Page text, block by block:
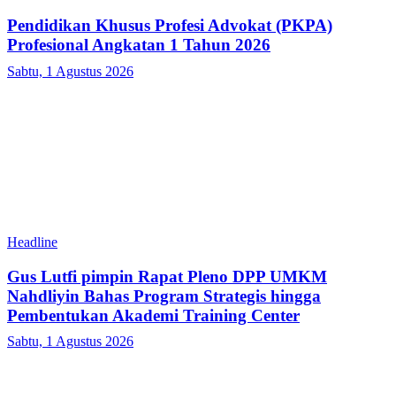
Pendidikan Khusus Profesi Advokat (PKPA)
Profesional Angkatan 1 Tahun 2026
Sabtu, 1 Agustus 2026
Headline
Gus Lutfi pimpin Rapat Pleno DPP UMKM
Nahdliyin Bahas Program Strategis hingga
Pembentukan Akademi Training Center
Sabtu, 1 Agustus 2026